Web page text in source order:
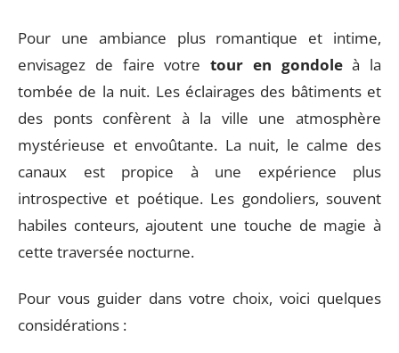
Pour une ambiance plus romantique et intime,
envisagez de faire votre tour en gondoleà la
tombée de la nuit. Les éclairages des bâtiments et
des ponts confèrent à la ville une atmosphère
mystérieuse et envoûtante. La nuit, le calme des
canaux est propice à une expérience plus
introspective et poétique. Les gondoliers, souvent
habiles conteurs, ajoutent une touche de magie à
cette traversée nocturne.
Pour vous guider dans votre choix, voici quelques
considérations :